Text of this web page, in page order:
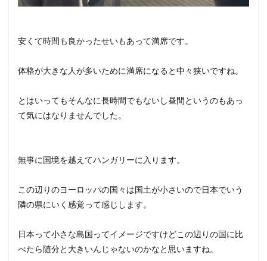
安くて時間も良かったせいもあって満席です。
体格が大きな人が多いために満席になると中々狭いですね。
とはいってもそんなに長時間でもないし昼間というのもあっ
て気にはなりませんでした。
無事に国境を越えてハンガリーに入ります。
この辺りのヨーロッパの国々は国土が小さいので日本でいう
隣の県にいく感覚って感じします。
日本って小さな島国ってイメージですけどこの辺りの国に比
べたら随分と大きいんじゃないのかなと思いますね。